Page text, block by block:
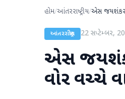
હોમ/આંતરરાષ્ટ્રીય/એસ જયશંકર
આંતરરાષ્ટ્રીય 22 સપ્ટેમ્બર,
એસ
વોર વચ્ચે